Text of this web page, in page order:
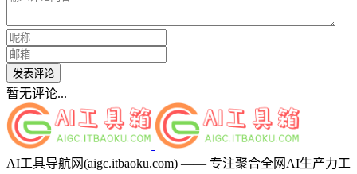
发表评论
暂无评论...
AI工具导航网(aigc.itbaoku.com) —— 专注聚合全网AI生产力工